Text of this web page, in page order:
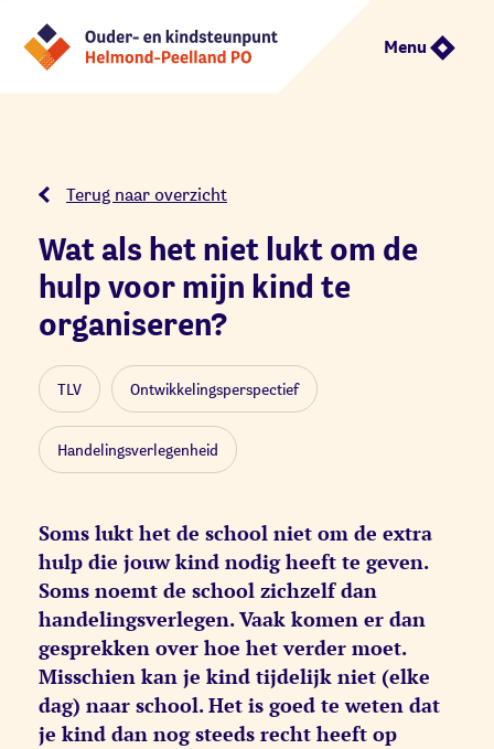
Menu
Terug naar overzicht
Wat als het niet lukt om de
hulp voor mijn kind te
organiseren?
TLV Ontwikkelingsperspectief
Handelingsverlegenheid
Soms lukt het de school niet om de extra
hulp die jouw kind nodig heeft te geven.
Soms noemt de school zichzelf dan
handelingsverlegen. Vaak komen er dan
gesprekken over hoe het verder moet.
Misschien kan je kind tijdelijk niet (elke
dag) naar school. Het is goed te weten dat
je kind dan nog steeds recht heeft op